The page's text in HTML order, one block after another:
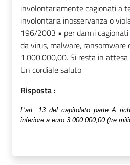
involontariamente cagionati a
involontaria inosservanza o
196/2003 • per danni
da virus, malware, ransomware
1.000.000,00. Si resta in
Un cordiale saluto
Risposta :
L’art. 13 del capitolato parte A
inferiore a euro 3.000.000,00 (tre